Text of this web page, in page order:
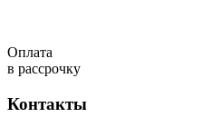
Оплата
в рассрочку
Контакты